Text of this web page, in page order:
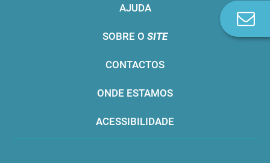
AJUDA
SOBRE O SITE
CONTACTOS
ONDE ESTAMOS
ACESSIBILIDADE